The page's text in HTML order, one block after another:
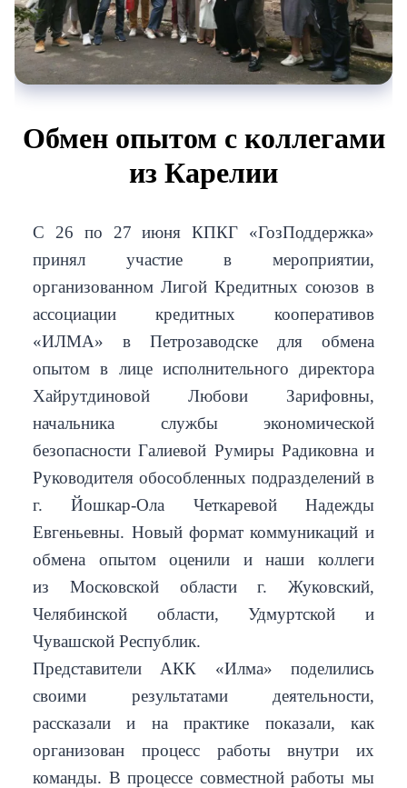
Обмен опытом с коллегами
из Карелии
С 26 по 27 июня КПКГ «ГозПоддержка»
принял участие в мероприятии,
организованном Лигой Кредитных союзов в
ассоциации кредитных кооперативов
«ИЛМА» в Петрозаводске для обмена
опытом в лице исполнительного директора
Хайрутдиновой Любови Зарифовны,
начальника службы экономической
безопасности Галиевой Румиры Радиковна и
Руководителя обособленных подразделений в
г. Йошкар-Ола Четкаревой Надежды
Евгеньевны. Новый формат коммуникаций и
обмена опытом оценили и наши коллеги
из Московской области г. Жуковский,
Челябинской области, Удмуртской и
Чувашской Республик.
Представители АКК «Илма» поделились
своими результатами деятельности,
рассказали и на практике показали, как
организован процесс работы внутри их
команды. В процессе совместной работы мы